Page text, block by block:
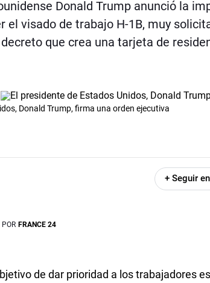
Donald Trump anunció la
el visado de trabajo H-1B, muy
que crea una tarjeta de
Donald Trump, firma una orden ejecutiva
+ Seguir en
POR FRANCE 24
de dar prioridad a los trabajadores